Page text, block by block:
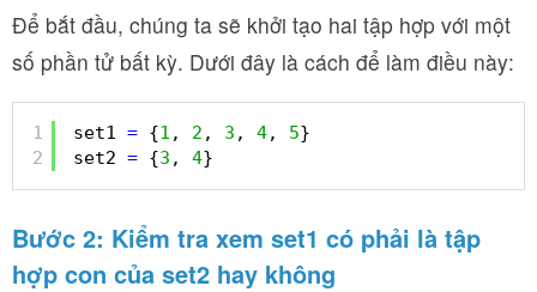
Để bắt đầu, chúng ta sẽ khởi tạo hai tập hợp với một
số phần tử bất kỳ. Dưới đây là cách để làm điều này:
1
2
set1 = {1 , 2 , 3 , 4, 5}
set2 = {3 , 4}
Bước 2: Kiểm tra xem set1 có phải là tập
hợp con của set2 hay không